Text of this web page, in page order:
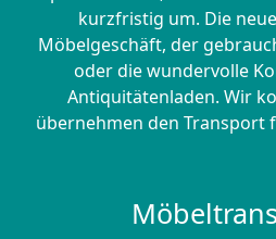
kurzfristig um. Die
Möbelgeschäft, der
oder die wundervolle
Antiquitätenladen. Wir
übernehmen den Transport